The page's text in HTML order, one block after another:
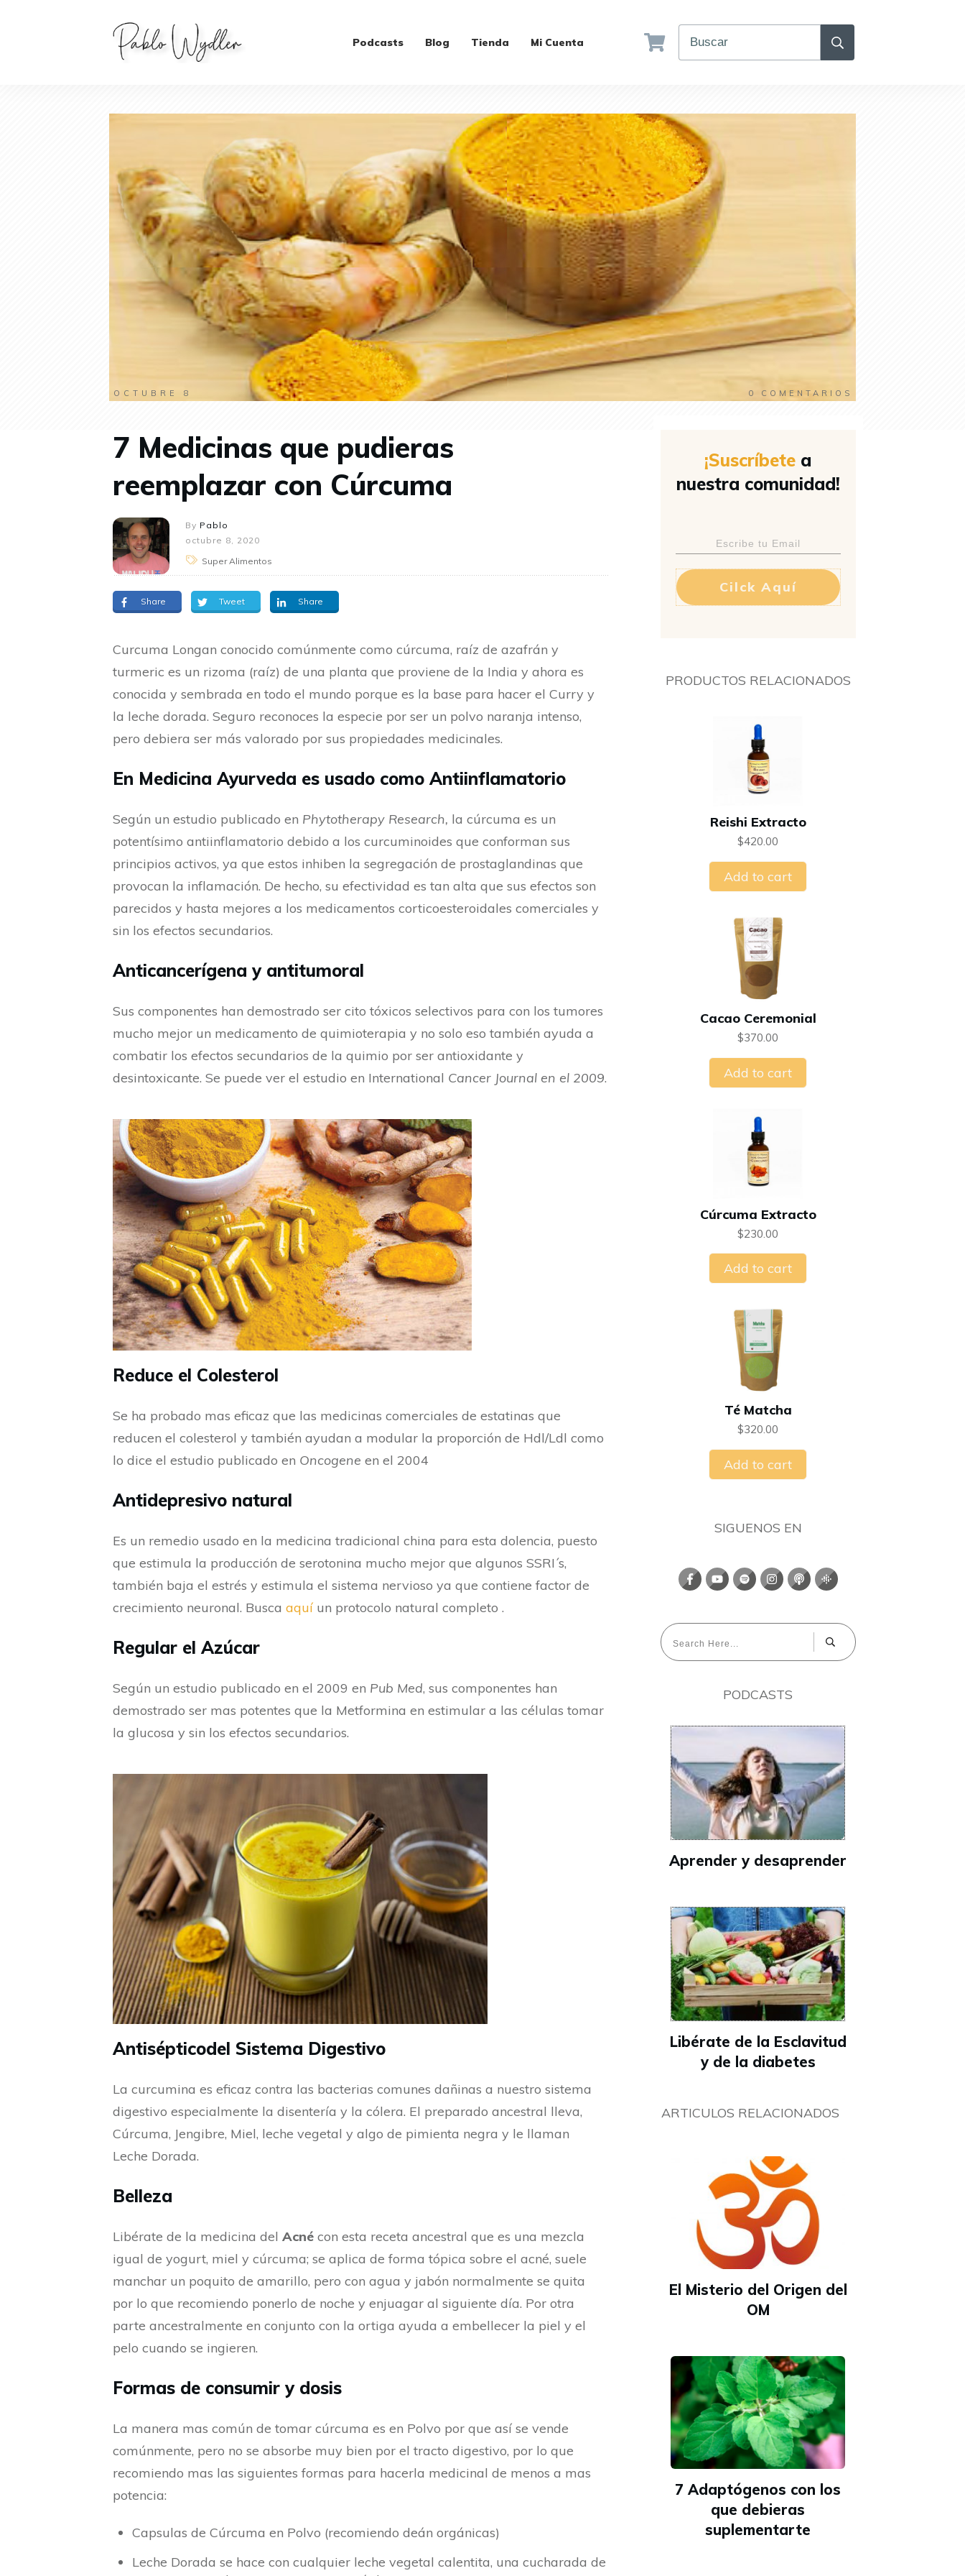
Podcasts Blog Tienda Mi Cuenta
OCTUBRE 8 0 COMENTARIOS
7 Medicinas que pudieras
reemplazar con Cúrcuma
By Pablo
octubre 8, 2020
Super Alimentos
Share Tweet Share
Curcuma Longan conocido comúnmente como cúrcuma, raíz de azafrán y
turmeric es un rizoma (raíz) de una planta que proviene de la India y ahora es
conocida y sembrada en todo el mundo porque es la base para hacer el Curry y
la leche dorada. Seguro reconoces la especie por ser un polvo naranja intenso,
pero debiera ser más valorado por sus propiedades medicinales.
En Medicina Ayurveda es usado como Antiinflamatorio
Según un estudio publicado en Phytotherapy Research, la cúrcuma es un
potentísimo antiinflamatorio debido a los curcuminoides que conforman sus
principios activos, ya que estos inhiben la segregación de prostaglandinas que
provocan la inflamación. De hecho, su efectividad es tan alta que sus efectos son
parecidos y hasta mejores a los medicamentos corticoesteroidales comerciales y
sin los efectos secundarios.
Anticancerígena y antitumoral
Sus componentes han demostrado ser cito tóxicos selectivos para con los tumores
mucho mejor un medicamento de quimioterapia y no solo eso también ayuda a
combatir los efectos secundarios de la quimio por ser antioxidante y
desintoxicante. Se puede ver el estudio en International Cancer Journal en el 2009.
Reduce el Colesterol
Se ha probado mas eficaz que las medicinas comerciales de estatinas que
reducen el colesterol y también ayudan a modular la proporción de Hdl/Ldl como
lo dice el estudio publicado en Oncogene en el 2004
Antidepresivo natural
Es un remedio usado en la medicina tradicional china para esta dolencia, puesto
que estimula la producción de serotonina mucho mejor que algunos SSRI´s,
también baja el estrés y estimula el sistema nervioso ya que contiene factor de
crecimiento neuronal. Busca aquíun protocolo natural completo .
Regular el Azúcar
Según un estudio publicado en el 2009 en Pub Med, sus componentes han
demostrado ser mas potentes que la Metformina en estimular a las células tomar
la glucosa y sin los efectos secundarios.
Antisépticodel Sistema Digestivo
La curcumina es eficaz contra las bacterias comunes dañinas a nuestro sistema
digestivo especialmente la disentería y la cólera. El preparado ancestral lleva,
Cúrcuma, Jengibre, Miel, leche vegetal y algo de pimienta negra y le llaman
Leche Dorada.
Belleza
Libérate de la medicina del Acné con esta receta ancestral que es una mezcla
igual de yogurt, miel y cúrcuma; se aplica de forma tópica sobre el acné, suele
manchar un poquito de amarillo, pero con agua y jabón normalmente se quita
por lo que recomiendo ponerlo de noche y enjuagar al siguiente día. Por otra
parte ancestralmente en conjunto con la ortiga ayuda a embellecer la piel y el
pelo cuando se ingieren.
Formas de consumir y dosis
La manera mas común de tomar cúrcuma es en Polvo por que así se vende
comúnmente, pero no se absorbe muy bien por el tracto digestivo, por lo que
recomiendo mas las siguientes formas para hacerla medicinal de menos a mas
potencia:
Capsulas de Cúrcuma en Polvo (recomiendo deán orgánicas)
Leche Dorada se hace con cualquier leche vegetal calentita, una cucharada de
¡Suscríbete a
nuestra comunidad!
Cilck Aquí
PRODUCTOS RELACIONADOS
Reishi Extracto
$420.00
Add to cart
Cacao Ceremonial
$370.00
Add to cart
Cúrcuma Extracto
$230.00
Add to cart
Té Matcha
$320.00
Add to cart
SIGUENOS EN
PODCASTS
Aprender y desaprender
Libérate de la Esclavitud
y de la diabetes
ARTICULOS RELACIONADOS
El Misterio del Origen del
OM
7 Adaptógenos con los
que debieras
suplementarte